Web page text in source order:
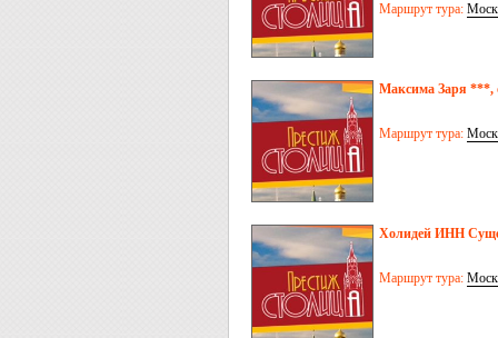
Маршрут тура:
Максима Заря ***,
Маршрут тура:
Холидей ИНН
Маршрут тура: